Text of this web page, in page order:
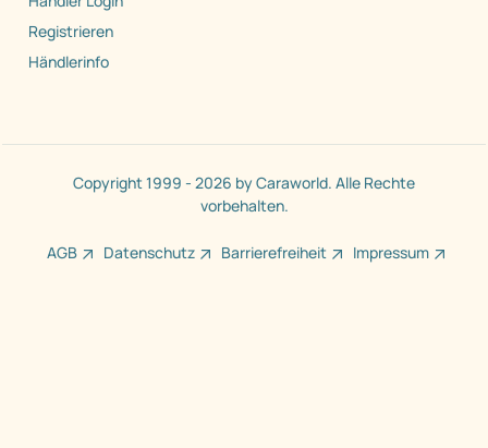
Registrieren
Händlerinfo
Copyright 1999 - 2026 by Caraworld. Alle Rechte
vorbehalten.
AGB Datenschutz Barrierefreiheit Impressum